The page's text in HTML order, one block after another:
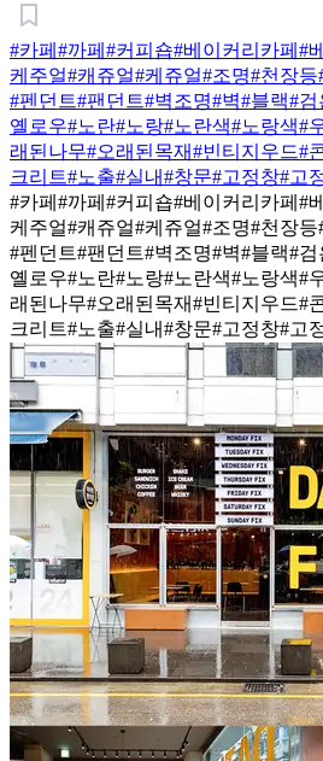
#카페 #까페 #커피숍#베이커리카페 #
케주얼#캐쥬얼#케쥬얼#조명#천장등
#펜던트#팬던트#벽조명#벽#블랙#검
옐로우#노란#노랑#노란색#노랑색#
래된나무#오래된목재#빈티지우드#
크리트#노출#실내#창문#고정창#고
#카페 #까페 #커피숍#베이커리카페 #
케주얼#캐쥬얼#케쥬얼#조명#천장등
#펜던트#팬던트#벽조명#벽#블랙#검
옐로우#노란#노랑#노란색#노랑색#
래된나무#오래된목재#빈티지우드#
크리트#노출#실내#창문#고정창#고